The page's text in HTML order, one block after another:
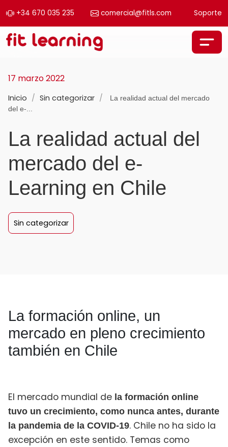
+34 670 035 235 comercial@fitls.com Soporte
Saltar al contenido
Navegación principal
17 marzo 2022
Inicio / Sin categorizar /
La realidad actual del mercado
del e-...
La realidad actual del
mercado del e-
Learning en Chile
Sin categorizar
La formación online, un
mercado en pleno crecimiento
también en Chile
El mercado mundial de la formación online
tuvo un crecimiento, como nunca antes, durante
la pande­mia de la COVID-19. Chile no ha sido la
excepción en este sentido. Temas como